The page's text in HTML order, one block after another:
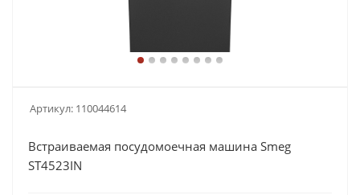
Артикул: 110044614
Встраиваемая посудомоечная машина Smeg
ST4523IN